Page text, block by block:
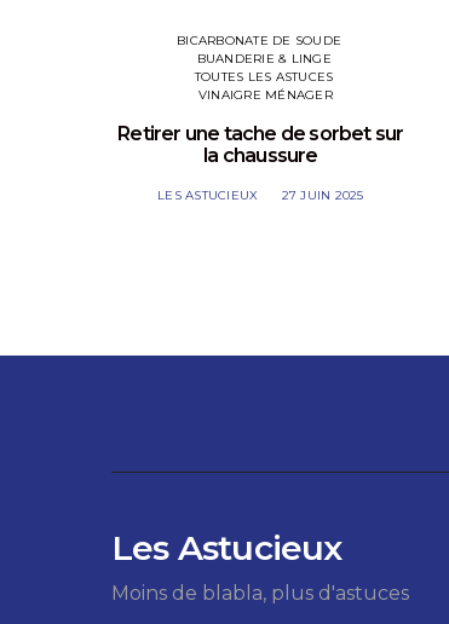
BICARBONATE DE SOUDE
BUANDERIE & LINGE
TOUTES LES ASTUCES
VINAIGRE MÉNAGER
Retirer une tache de sorbet sur
la chaussure
LES ASTUCIEUX 27 JUIN 2025
Les Astucieux
Moins de blabla, plus d'astuces